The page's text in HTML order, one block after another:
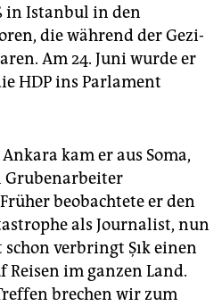
in Istanbul in den
die während der Gezi-
Am 24. Juni wurde er
HDP ins Parlament
kam er aus Soma,
Grubenarbeiter
beobachtete er den
als Journalist, nun
verbringt Şık einen
im ganzen Land.
brechen wir zum